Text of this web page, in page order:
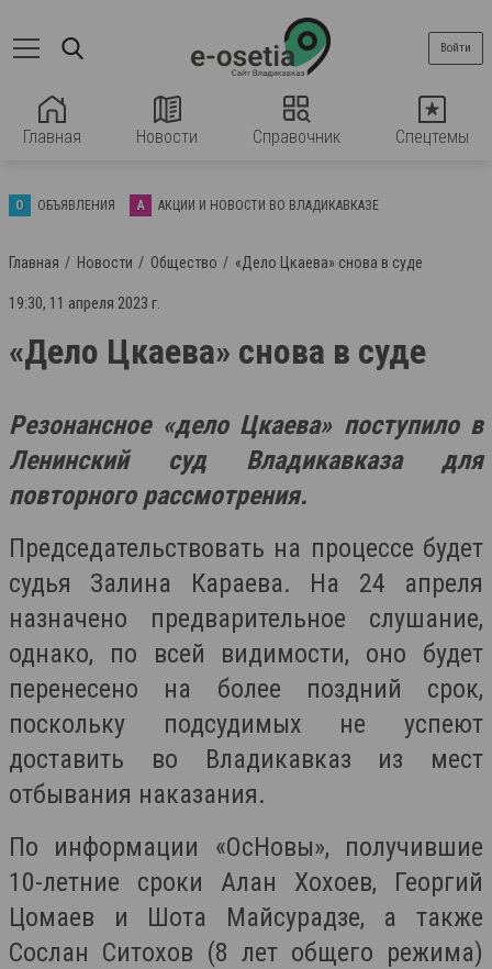
Главная Новости Справочник Спецтемы
Войти
О ОБЪЯВЛЕНИЯ А АКЦИИ И НОВОСТИ ВО ВЛАДИКАВКАЗЕ
Главная Новости Общество «Дело Цкаева» снова в суде
19:30, 11 апреля 2023 г.
«Дело Цкаева» снова в суде
Резонансное «дело Цкаева» поступило в
Ленинский суд Владикавказа для
повторного рассмотрения.
Председательствовать на процессе будет
судья Залина Караева. На 24 апреля
назначено предварительное слушание,
однако, по всей видимости, оно будет
перенесено на более поздний срок,
поскольку подсудимых не успеют
доставить во Владикавказ из мест
отбывания наказания.
По информации «ОсНовы», получившие
10-летние сроки Алан Хохоев, Георгий
Цомаев и Шота Майсурадзе, а также
Сослан Ситохов (8 лет общего режима)